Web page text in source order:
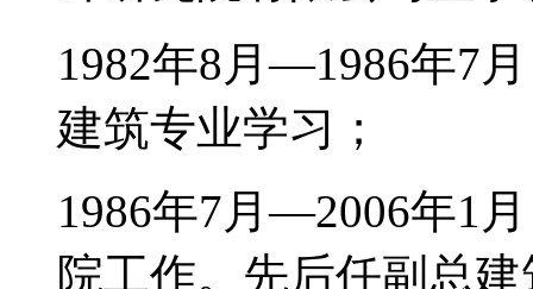
1982年8月—1986年7
建筑专业学习；
1986年7月—2006年1
院工作。先后任副总